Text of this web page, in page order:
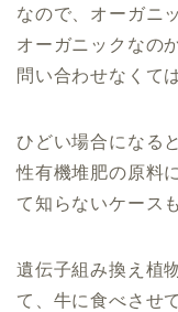
なので、オーガニ
オーガニックなの
問い合わせなくて
ひどい場合になる
性有機堆肥の原料
て知らないケース
遺伝子組み換え植
て、牛に食べさせ